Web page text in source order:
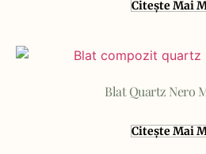
Citește Mai
Blat Quartz Nero
Citește Mai